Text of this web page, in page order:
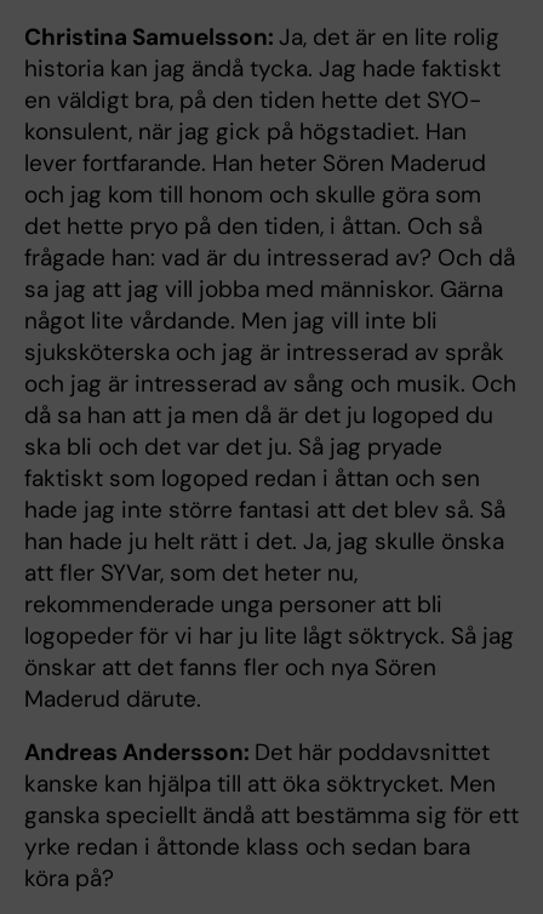
Christina Samuelsson: Ja, det är en lite rolig
historia kan jag ändå tycka. Jag hade faktiskt
en väldigt bra, på den tiden hette det SYO-
konsulent, när jag gick på högstadiet. Han
lever fortfarande. Han heter Sören Maderud
och jag kom till honom och skulle göra som
det hette pryo på den tiden, i åttan. Och så
frågade han: vad är du intresserad av? Och då
sa jag att jag vill jobba med människor. Gärna
något lite vårdande. Men jag vill inte bli
sjuksköterska och jag är intresserad av språk
och jag är intresserad av sång och musik. Och
då sa han att ja men då är det ju logoped du
ska bli och det var det ju. Så jag pryade
faktiskt som logoped redan i åttan och sen
hade jag inte större fantasi att det blev så. Så
han hade ju helt rätt i det. Ja, jag skulle önska
att fler SYVar, som det heter nu,
rekommenderade unga personer att bli
logopeder för vi har ju lite lågt söktryck. Så jag
önskar att det fanns fler och nya Sören
Maderud därute.
Andreas Andersson: Det här poddavsnittet
kanske kan hjälpa till att öka söktrycket. Men
ganska speciellt ändå att bestämma sig för ett
yrke redan i åttonde klass och sedan bara
köra på?